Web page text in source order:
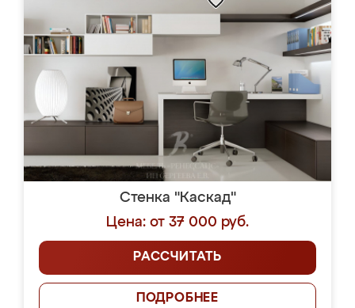
Стенка "Каскад"
Цена: от 37 000 руб.
РАССЧИТАТЬ
ПОДРОБНЕЕ